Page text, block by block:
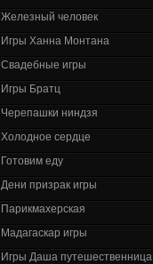
Железный человек
Игры Ханна Монтана
Свадебные игры
Игры Братц
Черепашки ниндзя
Холодное сердце
Готовим еду
Дени призрак игры
Парикмахерская
Мадагаскар игры
Игры Даша путешественница